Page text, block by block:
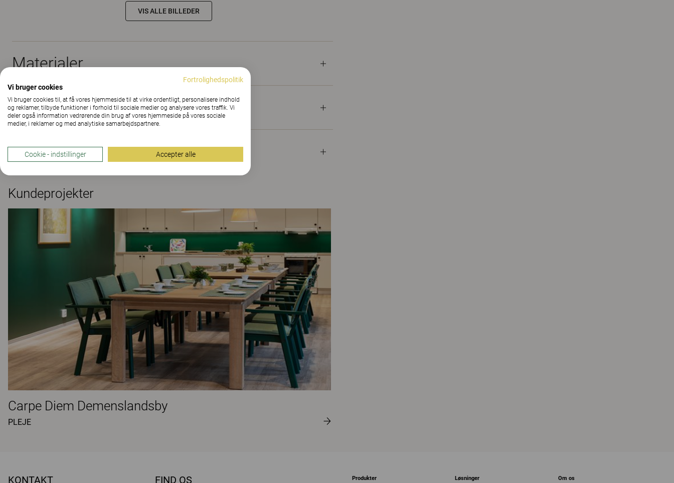
VIS ALLE BILLEDER
Materialer
Downloads (12)
The Better Effect Index (2,03)
Kundeprojekter
Carpe Diem Demenslandsby
PLEJE
KONTAKT FIND OS Produkter Løsninger Om os
Fortrolighedspolitik
Vi bruger cookies
Vi bruger cookies til, at få vores hjemmeside til at virke ordentligt, personalisere indhold
og reklamer, tilbyde funktioner i forhold til sociale medier og analysere vores traffik. Vi
deler også information vedrørende din brug af vores hjemmeside på vores sociale
medier, i reklamer og med analytiske samarbejdspartnere.
Cookie - indstillinger Accepter alle